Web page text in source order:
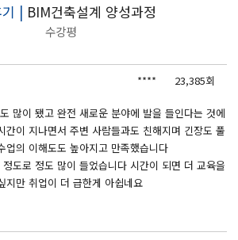
| BIM건축설계 양성과정
수강평
**** 23,385회
많이 됐고 완전 새로운 분야에 발을 들인다는 것에
간이 지나면서 주변 사람들과도 친해지며 긴장도 풀
업의 이해도도 높아지고 만족했습니다
도로 정도 많이 들었습니다 시간이 되면 더 교육을
지만 취업이 더 급한게 아쉽네요
(캐드(CAD),맥스(MAX),레빗(REVIT))실무자 양성과정
프론트엔드 개발 양성 지원
드 웹개발자(웹디자인)
개발자(정보처리산업기사)(과정평가형)